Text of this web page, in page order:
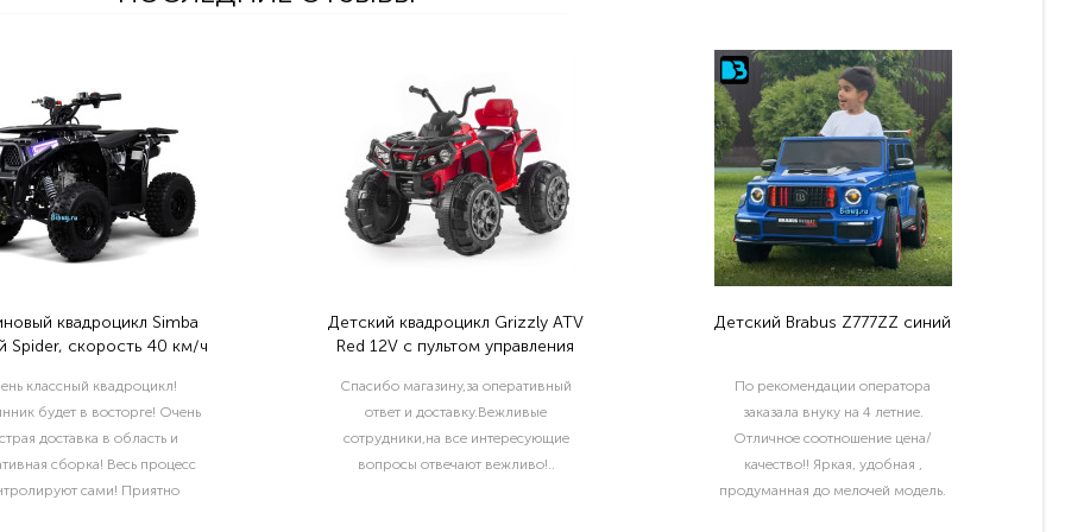
квадроцикл Simba
Spider, скорость 40 км/ч
классный квадроцикл!
будет в восторге! Очень
доставка в область и
сборка! Весь процесс
сами! Приятно
Детский квадроцикл Grizzly ATV
Red 12V с пультом управления
Спасибо магазину,за оперативный
ответ и доставку.Вежливые
сотрудники,на все интересующие
вопросы отвечают вежливо!..
Детский Brabus Z777ZZ синий
По рекомендации оператора
заказала внуку на 4 летние.
Отличное соотношение цена/
качество!! Яркая, удобная ,
продуманная до мелочей модель.